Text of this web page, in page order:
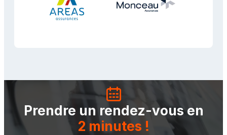
Prendre un rendez-vous en
2 minutes !